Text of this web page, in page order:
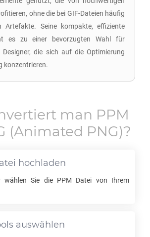
ohne die bei GIF-Dateien häufig
Artefakte. Seine kompakte, effiziente
es zu einer bevorzugten Wahl für
Designer, die sich auf die Optimierung
konzentrieren.
man PPM
(Animated PNG)?
hochladen
wählen Sie die PPM Datei von Ihrem
auswählen